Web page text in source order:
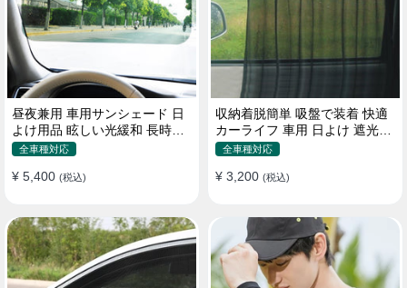
昼夜兼用 車用サンシェード 日
よけ用品 眩しい光緩和 長時間
運転 特殊遮光素材
全車種対応
¥ 5,400 (税込)
収納着脱簡単 吸盤で装着 快適
カーライフ 車用 日よけ 遮光
UVカット 通気
全車種対応
¥ 3,200 (税込)